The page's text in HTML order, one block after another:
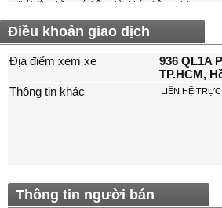
Điều khoản giao dịch
Địa điểm xem xe
936 QL1A
TP.HCM,
Thông tin khác
Thông tin người bán